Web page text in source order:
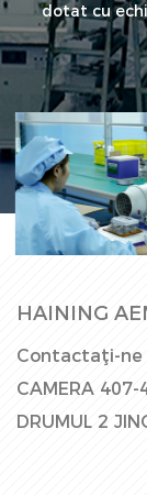
dotat cu
Hala
HAINING
Contactaţi-ne
CAMERA 407-
DRUMUL 2